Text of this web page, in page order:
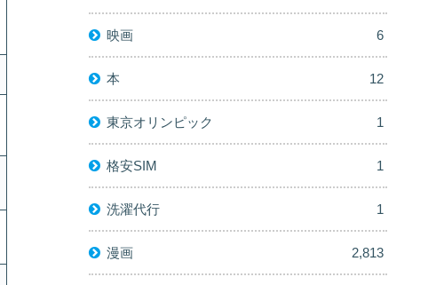
映画 6
本 12
東京オリンピック 1
格安SIM 1
洗濯代行 1
漫画 2,813